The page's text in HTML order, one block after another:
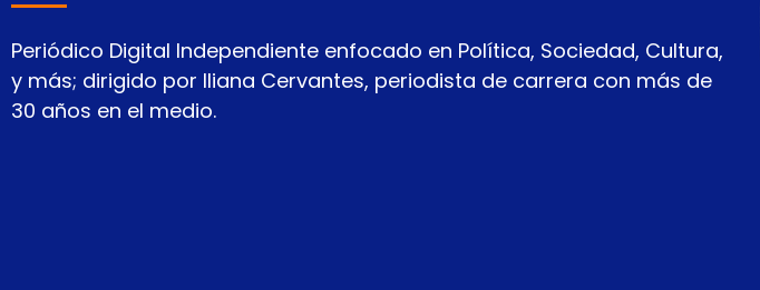
Periódico Digital Independiente enfocado en Política, Sociedad, Cultura,
y más; dirigido por Iliana Cervantes, periodista de carrera con más de
30 años en el medio.